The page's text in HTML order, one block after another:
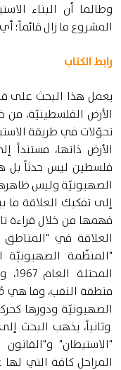
وطالما أن البناء
المشروع ما زال قائماً؛
رابط الكتاب
يعمل هذا البحث على
الأرض الفلسطينيّة، من
تحوّلات في طريقة
الأرض ذاتها، مستنداً
فلسطين ليس حدثاً بل
الصهيونيّة وليس
إلى تفكيك العلاقة ما
فهمها من خلال قراءة
العلاقة في "المناطق
"المنظّمة الصهيونيّة
منطقة النقب، وما هي
وثانياً، يذهب البحث
"الاستيطان"
المراحل كافة التي لها